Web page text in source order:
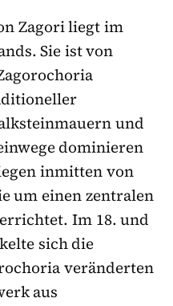
Zagori liegt im
Sie ist von
und
dominieren
inmitten von
um einen zentralen
Im 18. und
sich die
veränderten
aus